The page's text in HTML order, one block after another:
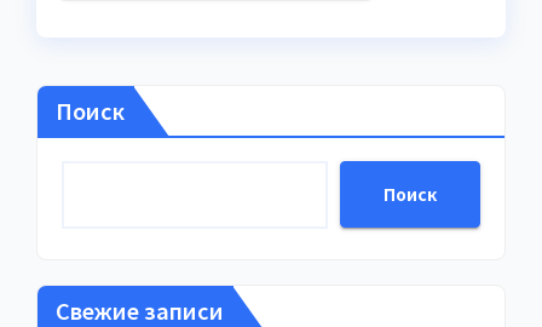
Поиск
Поиск
Свежие записи